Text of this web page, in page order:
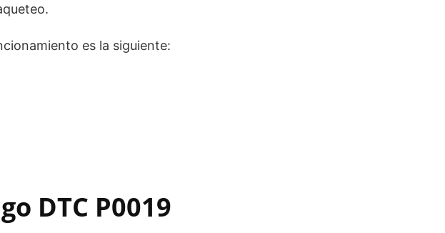
es la siguiente:
DTC P0019